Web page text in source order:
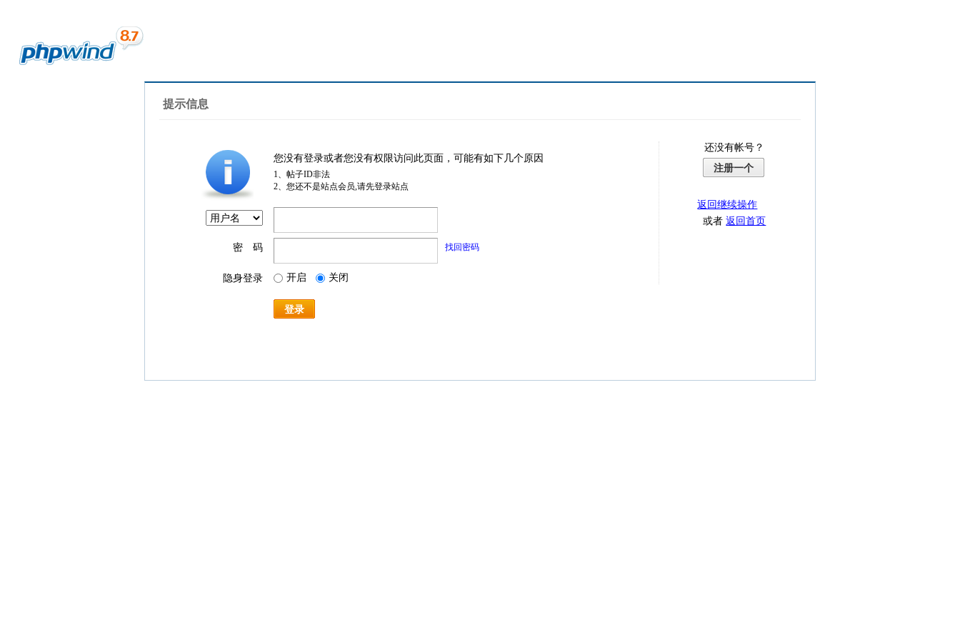
提示信息
您没有登录或者您没有权限访问此页面，可能有如下几个原因
1、帖子ID非法
2、您还不是站点会员,请先登录站点
密 码 找回密码
隐身登录 开启 关闭
登录
还没有帐号？
注册一个
返回继续操作
或者返回首页